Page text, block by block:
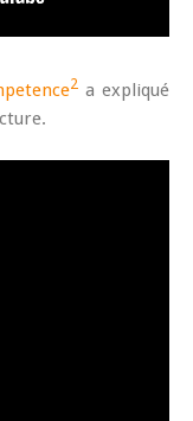
2a expliqué